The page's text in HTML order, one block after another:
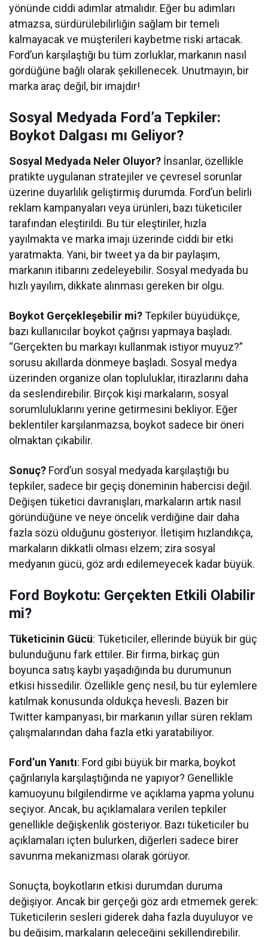
yönünde ciddi adımlar atmalıdır. Eğer bu adımları
atmazsa, sürdürülebilirliğin sağlam bir temeli
kalmayacak ve müşterileri kaybetme riski artacak.
Ford’un karşılaştığı bu tüm zorluklar, markanın nasıl
gördüğüne bağlı olarak şekillenecek. Unutmayın, bir
marka araç değil, bir imajdır!
Sosyal Medyada Ford’a Tepkiler:
Boykot Dalgası mı Geliyor?
Sosyal Medyada Neler Oluyor? İnsanlar, özellikle
pratikte uygulanan stratejiler ve çevresel sorunlar
üzerine duyarlılık geliştirmiş durumda. Ford’un belirli
reklam kampanyaları veya ürünleri, bazı tüketiciler
tarafından eleştirildi. Bu tür eleştiriler, hızla
yayılmakta ve marka imajı üzerinde ciddi bir etki
yaratmakta. Yani, bir tweet ya da bir paylaşım,
markanın itibarını zedeleyebilir. Sosyal medyada bu
hızlı yayılım, dikkate alınması gereken bir olgu.
Boykot Gerçekleşebilir mi?Tepkiler büyüdükçe,
bazı kullanıcılar boykot çağrısı yapmaya başladı.
“Gerçekten bu markayı kullanmak istiyor muyuz?”
sorusu akıllarda dönmeye başladı. Sosyal medya
üzerinden organize olan topluluklar, itirazlarını daha
da seslendirebilir. Birçok kişi markaların, sosyal
sorumluluklarını yerine getirmesini bekliyor. Eğer
beklentiler karşılanmazsa, boykot sadece bir öneri
olmaktan çıkabilir.
Sonuç? Ford’un sosyal medyada karşılaştığı bu
tepkiler, sadece bir geçiş döneminin habercisi değil.
Değişen tüketici davranışları, markaların artık nasıl
göründüğüne ve neye öncelik verdiğine dair daha
fazla sözü olduğunu gösteriyor. İletişim hızlandıkça,
markaların dikkatli olması elzem; zira sosyal
medyanın gücü, göz ardı edilemeyecek kadar büyük.
Ford Boykotu: Gerçekten Etkili Olabilir
mi?
Tüketicinin Gücü: Tüketiciler, ellerinde büyük bir güç
bulunduğunu fark ettiler. Bir firma, birkaç gün
boyunca satış kaybı yaşadığında bu durumunun
etkisi hissedilir. Özellikle genç nesil, bu tür eylemlere
katılmak konusunda oldukça hevesli. Bazen bir
Twitter kampanyası, bir markanın yıllar süren reklam
çalışmalarından daha fazla etki yaratabiliyor.
Ford’un Yanıtı: Ford gibi büyük bir marka, boykot
çağrılarıyla karşılaştığında ne yapıyor? Genellikle
kamuoyunu bilgilendirme ve açıklama yapma yolunu
seçiyor. Ancak, bu açıklamalara verilen tepkiler
genellikle değişkenlik gösteriyor. Bazı tüketiciler bu
açıklamaları içten bulurken, diğerleri sadece birer
savunma mekanizması olarak görüyor.
Sonuçta, boykotların etkisi durumdan duruma
değişiyor. Ancak bir gerçeği göz ardı etmemek gerek:
Tüketicilerin sesleri giderek daha fazla duyuluyor ve
bu değişim, markaların geleceğini şekillendirebilir.